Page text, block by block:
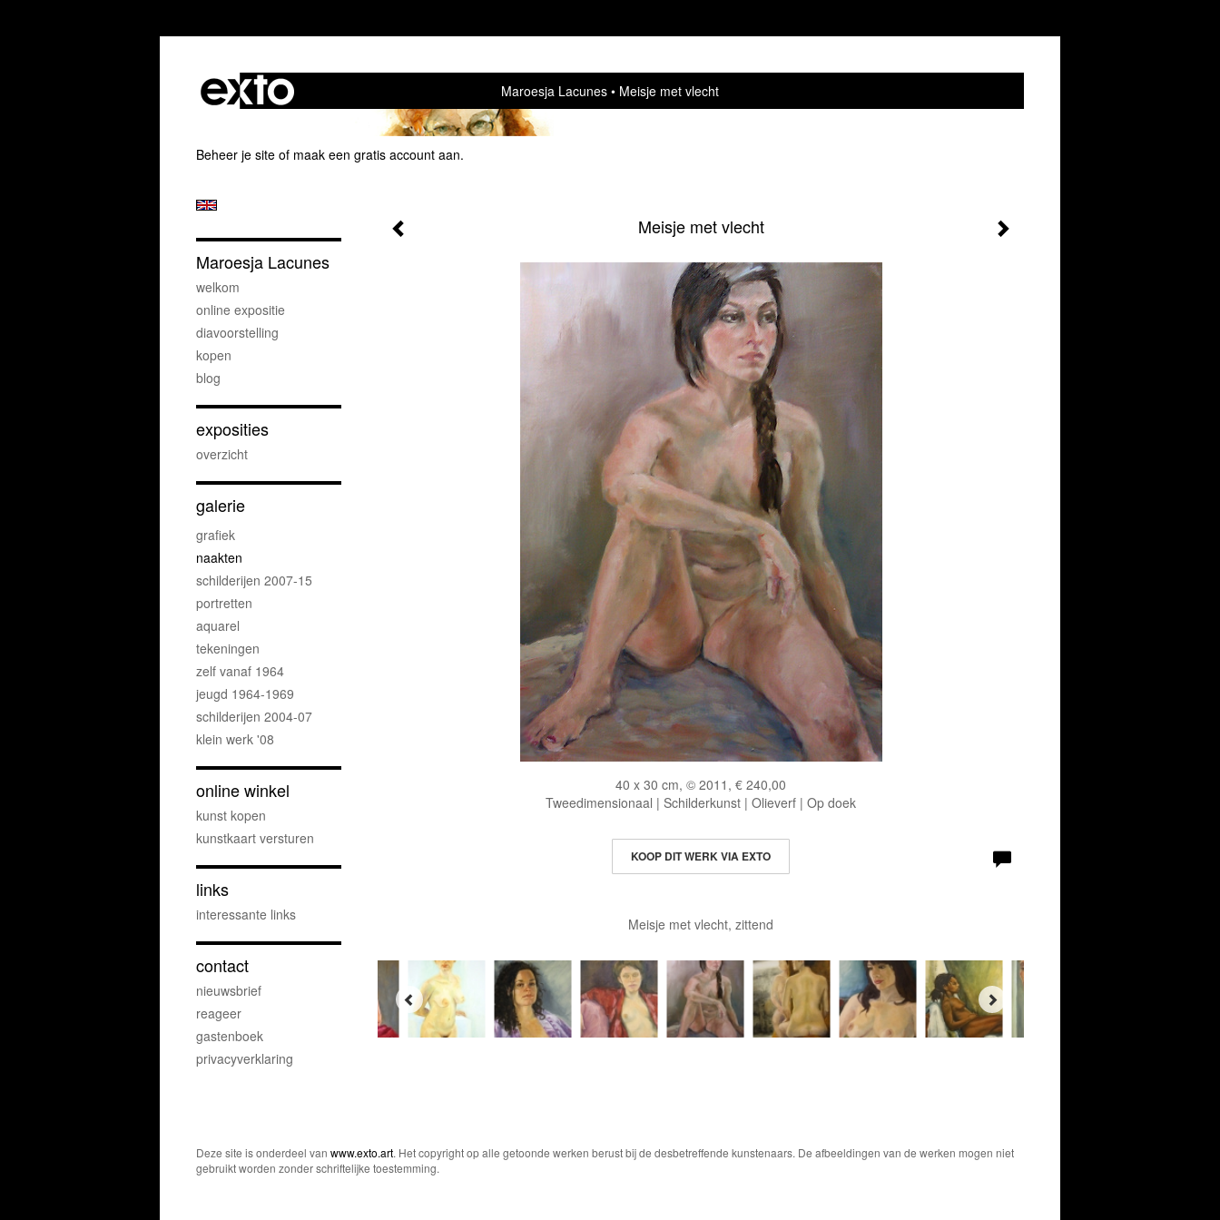
Maroesja Lacunes Meisje met vlecht
Beheer je site of maak een gratis account aan.
Meisje met vlecht
40 x 30 cm, © 2011, € 240,00
Tweedimensionaal | Schilderkunst | Olieverf | Op doek
KOOP DIT WERK VIA EXTO
Meisje met vlecht, zittend
Maroesja Lacunes
welkom
online expositie
diavoorstelling
kopen
blog
exposities
overzicht
galerie
grafiek
naakten
schilderijen 2007-15
portretten
aquarel
tekeningen
zelf vanaf 1964
jeugd 1964-1969
schilderijen 2004-07
klein werk '08
online winkel
kunst kopen
kunstkaart versturen
links
interessante links
contact
nieuwsbrief
reageer
gastenboek
privacyverklaring
Deze site is onderdeel van www.exto.art. Het copyright op alle getoonde werken berust bij de desbetreffende kunstenaars. De afbeeldingen van de werken mogen niet
gebruikt worden zonder schriftelijke toestemming.